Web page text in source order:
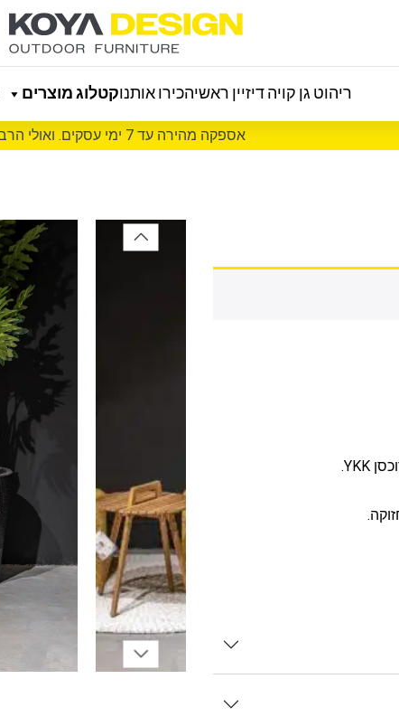
ריהוט גן קויה דיזיין ראשיהכירו אותנוקטלוג מוצרים
אספקה מהירה עד 7 ימי עסקים. ואולי הרבה לפני...